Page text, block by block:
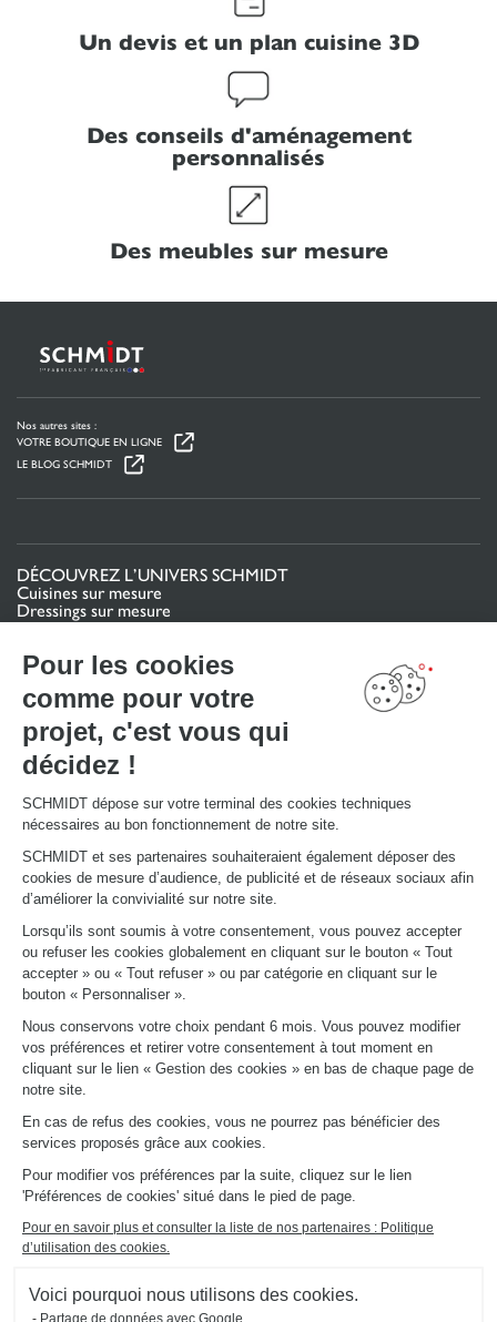
Pour les cookies
comme pour votre
projet, c'est vous qui
décidez !
SCHMIDT dépose sur votre terminal des cookies techniques
nécessaires au bon fonctionnement de notre site.
SCHMIDT et ses partenaires souhaiteraient également déposer des
cookies de mesure d’audience, de publicité et de réseaux sociaux afin
d’améliorer la convivialité sur notre site.
Lorsqu’ils sont soumis à votre consentement, vous pouvez accepter
ou refuser les cookies globalement en cliquant sur le bouton « Tout
accepter » ou « Tout refuser » ou par catégorie en cliquant sur le
bouton « Personnaliser ».
Nous conservons votre choix pendant 6 mois. Vous pouvez modifier
vos préférences et retirer votre consentement à tout moment en
cliquant sur le lien « Gestion des cookies » en bas de chaque page de
notre site.
En cas de refus des cookies, vous ne pourrez pas bénéficier des
services proposés grâce aux cookies.
Pour modifier vos préférences par la suite, cliquez sur le lien
'Préférences de cookies' situé dans le pied de page.
Pour en savoir plus et consulter la liste de nos partenaires : Politique
d’utilisation des cookies.
Voici pourquoi nous utilisons des cookies.
Partage de données avec Google
Un devis et un plan cuisine 3D
Des conseils d'aménagement
personnalisés
Des meubles sur mesure
Nos autres sites :
VOTRE BOUTIQUE EN LIGNE
LE BLOG SCHMIDT
DÉCOUVREZ L’UNIVERS SCHMIDT
Cuisines sur mesure
Dressings sur mesure
Meubles et rangements sur mesure
Schmidt pour les pros
VOTRE PROJET
Mon espace projet
Configurer en 3D
Nous contacter
Trouver mon magasin
Le club by Schmidt
PRENDRE RENDEZ-VOUS
LIENS UTILES
Promotions
Fiches produits
Guides de pose et d’entretien
Consulter notre catalogue
À PROPOS
Actualités du groupe
Ouvrir un magasin
Schmidt dans le monde
Nos magasins en France